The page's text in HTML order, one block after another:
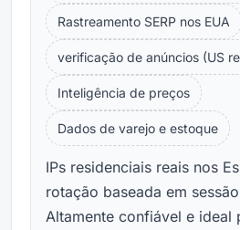
Rastreamento SERP nos EUA
verificação de anúncios (US
Inteligência de preços
Dados de varejo e estoque
IPs residenciais reais nos
rotação baseada em
Altamente confiável e ideal